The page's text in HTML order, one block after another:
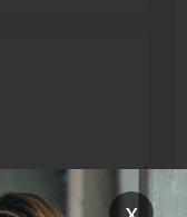
sa
sajta.